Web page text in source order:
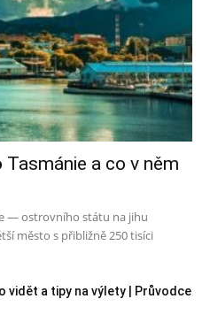
a co v něm
— ostrovního státu na jihu
město s přibližně 250 tisíci
vidět a tipy na výlety | Průvodce